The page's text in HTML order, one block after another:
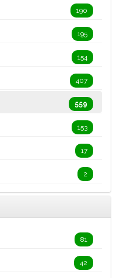
190
195
154
407
559
153
17
2
81
42